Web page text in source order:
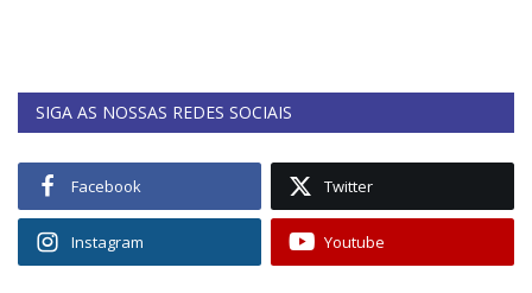
SIGA AS NOSSAS REDES SOCIAIS
Facebook Twitter
Instagram Youtube